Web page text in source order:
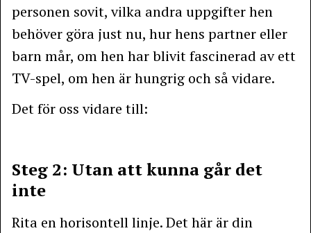
personen sovit, vilka andra uppgifter hen
behöver göra just nu, hur hens partner eller
barn mår, om hen har blivit fascinerad av ett
TV-spel, om hen är hungrig och så vidare.
Det för oss vidare till:
Steg 2: Utan att kunna går det
inte
Rita en horisontell linje. Det här är din